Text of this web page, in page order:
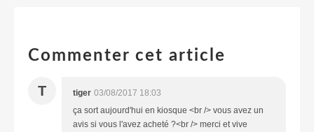
Commenter cet article
T tiger 03/08/2017 18:03
ça sort aujourd'hui en kiosque <br /> vous avez un
avis si vous l'avez acheté ?<br /> merci et vive